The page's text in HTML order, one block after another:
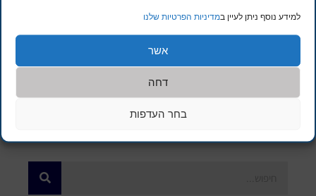
למידע נוסף ניתן לעיין במדיניות הפרטיות שלנו
אשר
דחה
בחר העדפות